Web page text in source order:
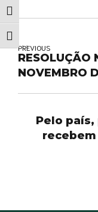
Alternar alto contraste
Alternar tamanho da
PREVIOUS
RESOLUÇÃO
NOVEMBRO
Pelo
recebem